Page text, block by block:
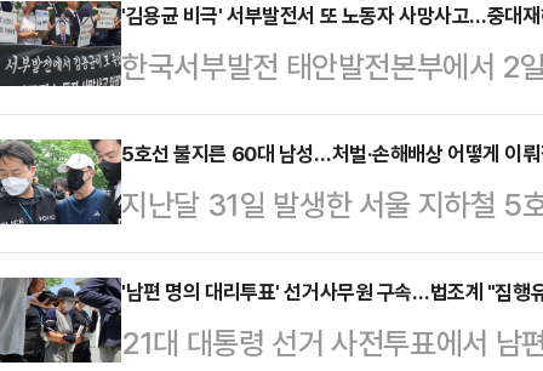
부적절해 보인다"며 "법원에 헌법
없음에도 굳이 헌법 제84조를 이
는 비판이 있을 수 있다"고 지적했
(이재권 부장판사)는 이날 이 대통
일을 추후지정했다. 서울고법은 헌
헌법 84조는 '대통령…
'김용균 비극' 서부발전서 또 노동자 사망사고…중대
한국서부발전 태안발전본부에서 2
끼여 숨지는 사고가 일어났다. 비정
벌어진 지 6년여 만이다. 법조계에
입증된다면 이번 사고에 중대재해
를 방지할 안전센서가 기계에 부착
작업지휘자가 있었는지 여부에 따
다.4일 경찰에 따르면 지난 2일 오
5호선 불지른 60대 남성…처벌·손해배상 어떻게 이
지난달 31일 발생한 서울 지하철 5
원이 넘는 것으로 추산됐다. 경찰이
가운데 법조계에선 피의자가 사전
사람이 많은 전차 내에서 실제로
'남편 명의 대리투표' 선거사무원 구속…법조계 "집행
21대 대통령 선거 사전투표에서 남